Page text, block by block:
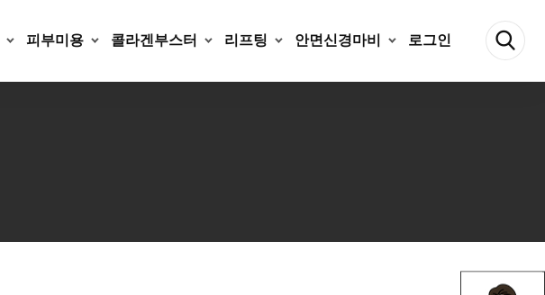
피부미용 콜라겐부스터 리프팅 안면신경마비 로그인